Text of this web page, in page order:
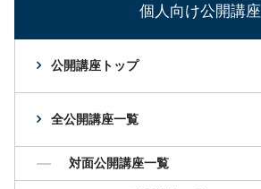
個人向け公開講座
公開講座トップ
全公開講座一覧
対面公開講座一覧